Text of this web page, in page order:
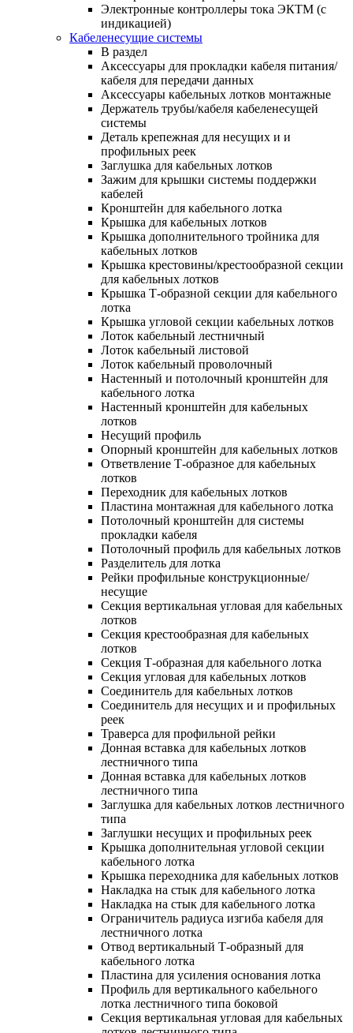
Электронные контроллеры тока ЭКТМ (с
индикацией)
Кабеленесущие системы
В раздел
Аксессуары для прокладки кабеля питания/
кабеля для передачи данных
Аксессуары кабельных лотков монтажные
Держатель трубы/кабеля кабеленесущей
системы
Деталь крепежная для несущих и и
профильных реек
Заглушка для кабельных лотков
Зажим для крышки системы поддержки
кабелей
Кронштейн для кабельного лотка
Крышка для кабельных лотков
Крышка дополнительного тройника для
кабельных лотков
Крышка крестовины/крестообразной секции
для кабельных лотков
Крышка Т-образной секции для кабельного
лотка
Крышка угловой секции кабельных лотков
Лоток кабельный лестничный
Лоток кабельный листовой
Лоток кабельный проволочный
Настенный и потолочный кронштейн для
кабельного лотка
Настенный кронштейн для кабельных
лотков
Несущий профиль
Опорный кронштейн для кабельных лотков
Ответвление Т-образное для кабельных
лотков
Переходник для кабельных лотков
Пластина монтажная для кабельного лотка
Потолочный кронштейн для системы
прокладки кабеля
Потолочный профиль для кабельных лотков
Разделитель для лотка
Рейки профильные конструкционные/
несущие
Секция вертикальная угловая для кабельных
лотков
Секция крестообразная для кабельных
лотков
Секция Т-образная для кабельного лотка
Секция угловая для кабельных лотков
Соединитель для кабельных лотков
Соединитель для несущих и и профильных
реек
Траверса для профильной рейки
Донная вставка для кабельных лотков
лестничного типа
Донная вставка для кабельных лотков
лестничного типа
Заглушка для кабельных лотков лестничного
типа
Заглушки несущих и профильных реек
Крышка дополнительная угловой секции
кабельного лотка
Крышка переходника для кабельных лотков
Накладка на стык для кабельного лотка
Накладка на стык для кабельного лотка
Ограничитель радиуса изгиба кабеля для
лестничного лотка
Отвод вертикальный Т-образный для
кабельного лотка
Пластина для усиления основания лотка
Профиль для вертикального кабельного
лотка лестничного типа боковой
Секция вертикальная угловая для кабельных